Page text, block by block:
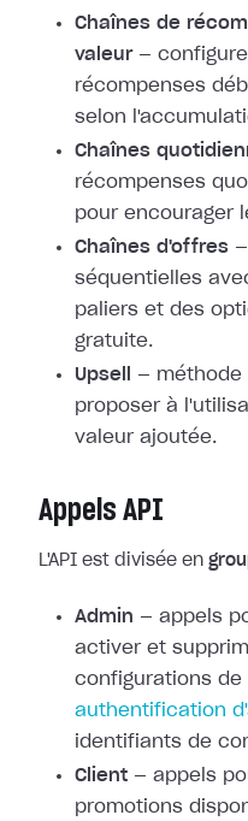
Chaînes de
valeur—
récompenses
selon
Chaînes
récompenses
pour encourager
Chaînes d'offres
séquentielles
paliers et des
gratuite.
Upsell
— méthode
proposer à
valeur ajoutée.
Appels API
L'API est divisée en
Admin — appels
activer et
configurations de
authentification
identifiants de
Client — appels
promotions